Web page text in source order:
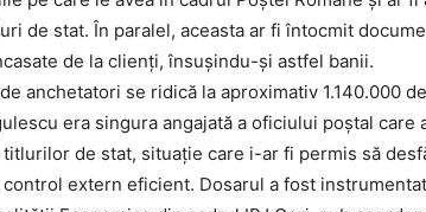
de stat. În paralel, aceasta ar fi întocmit
de la clienți, însușindu-și astfel banii.
anchetatori se ridică la aproximativ 1.140.000
era singura angajată a oficiului poștal care
de stat, situație care i-ar fi permis să
extern eficient. Dosarul a fost